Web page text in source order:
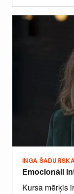
INGA
Emocionāli
Kursa mērķis